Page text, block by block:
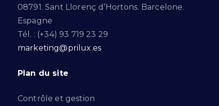
08791. Sant Llorenç d’Hortons. Barcelone.
Espagne
Tél. : (+34) 93 719 23 29
marketing@prilux.es
Plan du site
Contrôle et gestion